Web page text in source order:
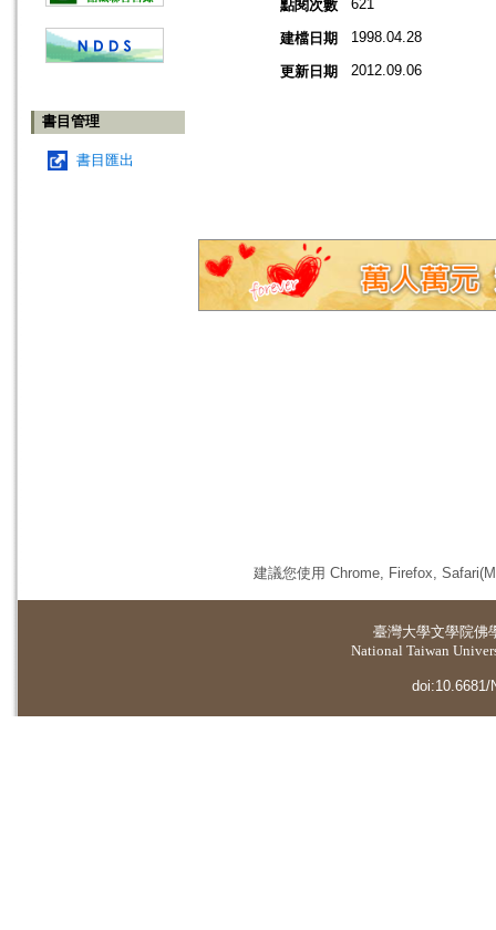
書目管理
書目匯出
點閱次數
621
建檔日期 1998.04.28
更新日期 2012.09.06
建議您使用 Chrome, Firefox,
臺灣大學文學院佛
National Taiwan
doi:10.6681/